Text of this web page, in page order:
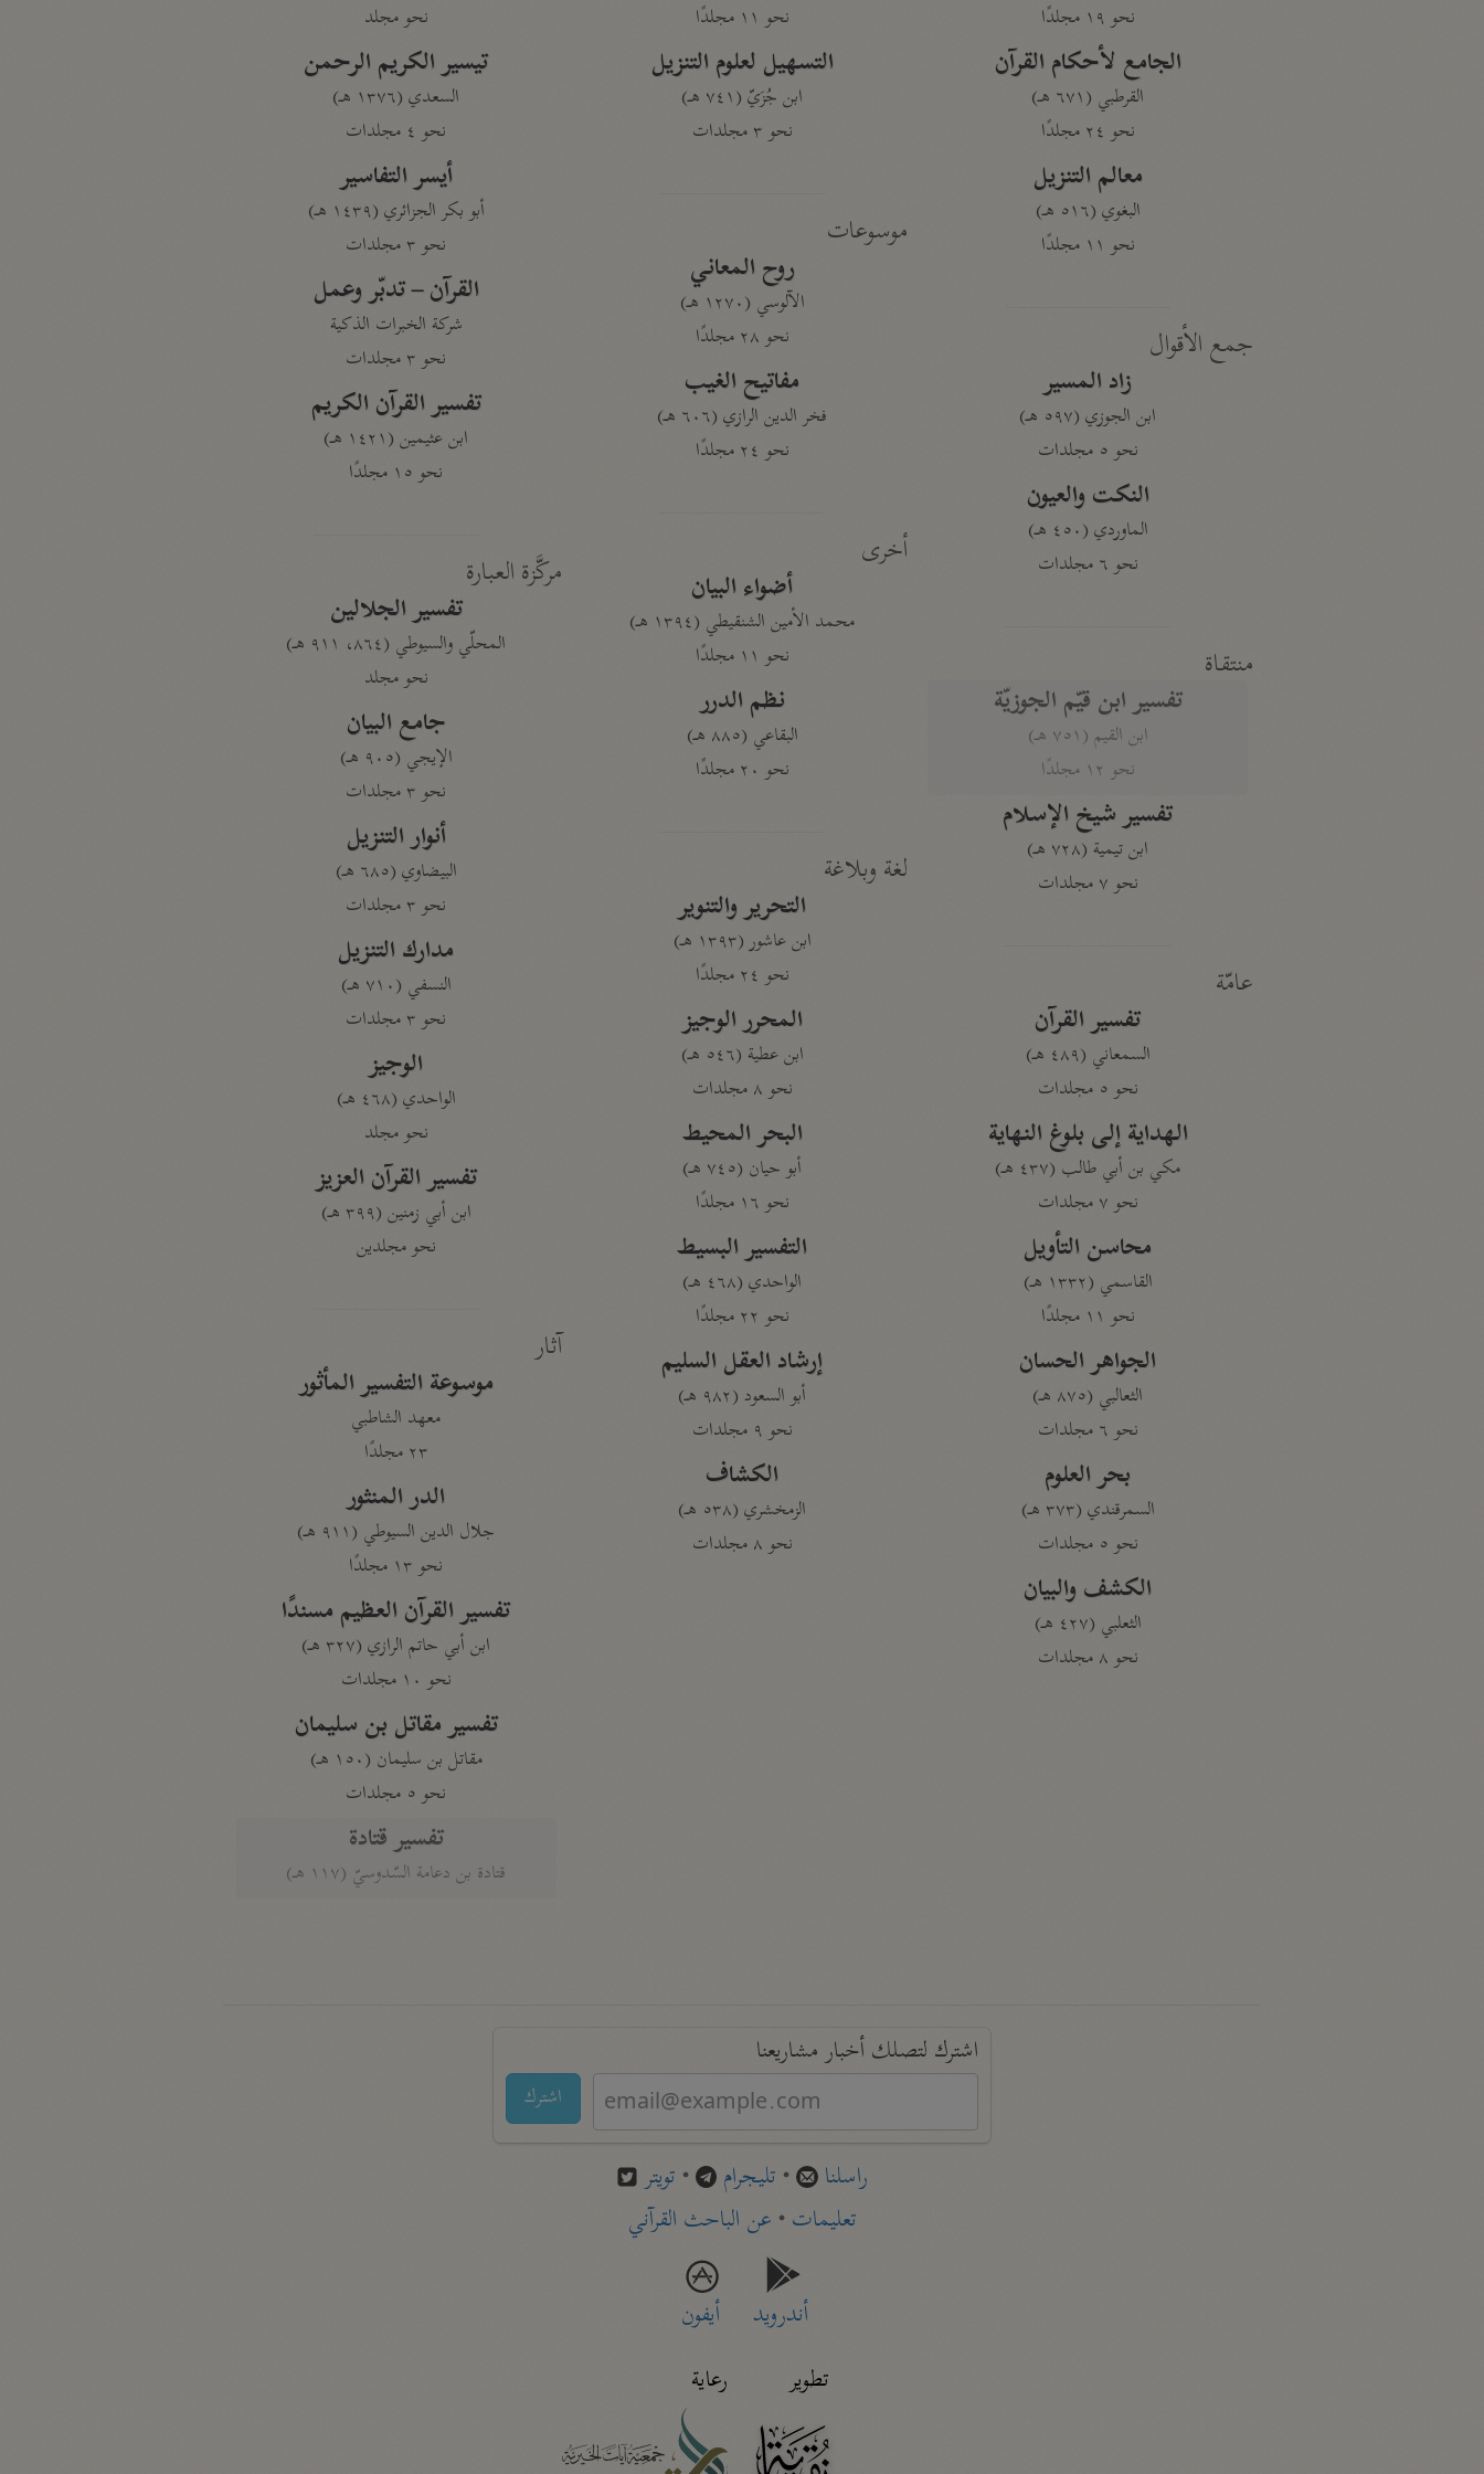
نحو ١٩ مجلدًا
الجامع لأحكام القرآن
القرطبي (٦٧١ هـ)
نحو ٢٤ مجلدًا
معالم التنزيل
البغوي (٥١٦ هـ)
نحو ١١ مجلدًا
جمع الأقوال
زاد المسير
ابن الجوزي (٥٩٧ هـ)
نحو ٥ مجلدات
النكت والعيون
الماوردي (٤٥٠ هـ)
نحو ٦ مجلدات
منتقاة
تفسير ابن قيّم الجوزيّة
ابن القيم (٧٥١ هـ)
نحو ١٢ مجلدًا
تفسير شيخ الإسلام
ابن تيمية (٧٢٨ هـ)
نحو ٧ مجلدات
عامّة
تفسير القرآن
السمعاني (٤٨٩ هـ)
نحو ٥ مجلدات
الهداية إلى بلوغ النهاية
مكي بن أبي طالب (٤٣٧ هـ)
نحو ٧ مجلدات
محاسن التأويل
القاسمي (١٣٣٢ هـ)
نحو ١١ مجلدًا
الجواهر الحسان
الثعالبي (٨٧٥ هـ)
نحو ٦ مجلدات
بحر العلوم
السمرقندي (٣٧٣ هـ)
نحو ٥ مجلدات
الكشف والبيان
الثعلبي (٤٢٧ هـ)
نحو ٨ مجلدات
نحو ١١ مجلدًا
التسهيل لعلوم التنزيل
ابن جُزَيّ (٧٤١ هـ)
نحو ٣ مجلدات
موسوعات
روح المعاني
الآلوسي (١٢٧٠ هـ)
نحو ٢٨ مجلدًا
مفاتيح الغيب
فخر الدين الرازي (٦٠٦ هـ)
نحو ٢٤ مجلدًا
أخرى
أضواء البيان
محمد الأمين الشنقيطي (١٣٩٤ هـ)
نحو ١١ مجلدًا
نظم الدرر
البقاعي (٨٨٥ هـ)
نحو ٢٠ مجلدًا
لغة وبلاغة
التحرير والتنوير
ابن عاشور (١٣٩٣ هـ)
نحو ٢٤ مجلدًا
المحرر الوجيز
ابن عطية (٥٤٦ هـ)
نحو ٨ مجلدات
البحر المحيط
أبو حيان (٧٤٥ هـ)
نحو ١٦ مجلدًا
التفسير البسيط
الواحدي (٤٦٨ هـ)
نحو ٢٢ مجلدًا
إرشاد العقل السليم
أبو السعود (٩٨٢ هـ)
نحو ٩ مجلدات
الكشاف
الزمخشري (٥٣٨ هـ)
نحو ٨ مجلدات
نحو مجلد
تيسير الكريم الرحمن
السعدي (١٣٧٦ هـ)
نحو ٤ مجلدات
أيسر التفاسير
أبو بكر الجزائري (١٤٣٩ هـ)
نحو ٣ مجلدات
القرآن – تدبّر وعمل
شركة الخبرات الذكية
نحو ٣ مجلدات
تفسير القرآن الكريم
ابن عثيمين (١٤٢١ هـ)
نحو ١٥ مجلدًا
مركَّزة العبارة
تفسير الجلالين
المحلّي والسيوطي (٨٦٤، ٩١١ هـ)
نحو مجلد
جامع البيان
الإيجي (٩٠٥ هـ)
نحو ٣ مجلدات
أنوار التنزيل
البيضاوي (٦٨٥ هـ)
نحو ٣ مجلدات
مدارك التنزيل
النسفي (٧١٠ هـ)
نحو ٣ مجلدات
الوجيز
الواحدي (٤٦٨ هـ)
نحو مجلد
تفسير القرآن العزيز
ابن أبي زمنين (٣٩٩ هـ)
نحو مجلدين
آثار
موسوعة التفسير المأثور
معهد الشاطبي
٢٣ مجلدًا
الدر المنثور
جلال الدين السيوطي (٩١١ هـ)
نحو ١٣ مجلدًا
تفسير القرآن العظيم مسندًا
ابن أبي حاتم الرازي (٣٢٧ هـ)
نحو ١٠ مجلدات
تفسير مقاتل بن سليمان
مقاتل بن سليمان (١٥٠ هـ)
نحو ٥ مجلدات
تفسير قتادة
قتادة بن دعامة السّدوسيّ (١١٧ هـ)
اشترك لتصلك أخبار مشاريعنا
اشترك
راسلنا • تليجرام • تويتر
تعليمات• عن الباحث القرآني
أندرويد
أيفون
تطوير
رعاية